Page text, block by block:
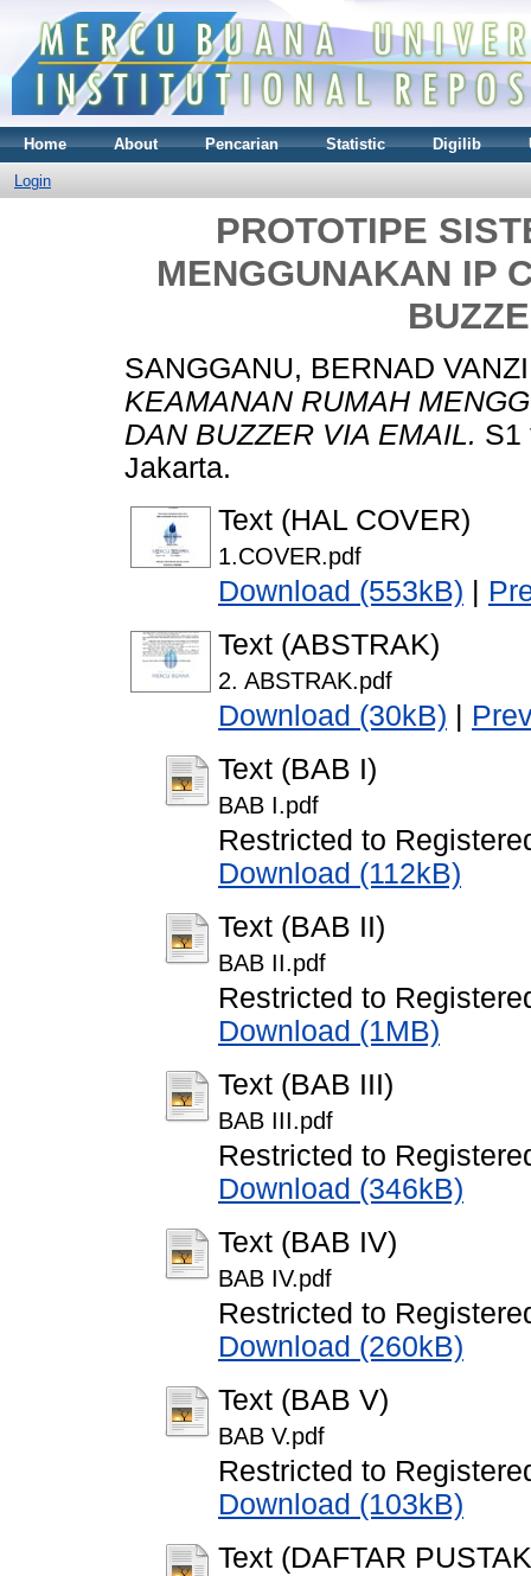
Home About Pencarian Statistic Digilib
Login
PROTOTIPE
MENGGUNAKAN IP
SANGGANU, BERNAD VANZI
KEAMANAN RUMAH
DAN BUZZER VIA EMAIL. S1
Jakarta.
Text (HAL COVER)
1.COVER.pdf
Download (553kB)
Text (ABSTRAK)
2. ABSTRAK.pdf
Download (30kB)
Text (BAB I)
BAB I.pdf
Restricted to
Download (112kB)
Text (BAB II)
BAB II.pdf
Restricted to
Download (1MB)
Text (BAB III)
BAB III.pdf
Restricted to
Download (346kB)
Text (BAB IV)
BAB IV.pdf
Restricted to
Download (260kB)
Text (BAB V)
BAB V.pdf
Restricted to
Download (103kB)
Text (DAFTAR